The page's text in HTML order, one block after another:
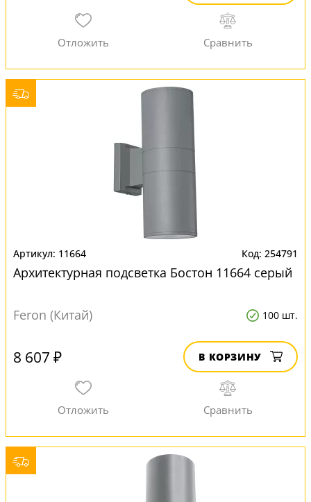
11664 254791
Архитектурная подсветка Бостон 11664 серый
Feron (Китай) 100 шт.
8 607 ₽ В КОРЗИНУ